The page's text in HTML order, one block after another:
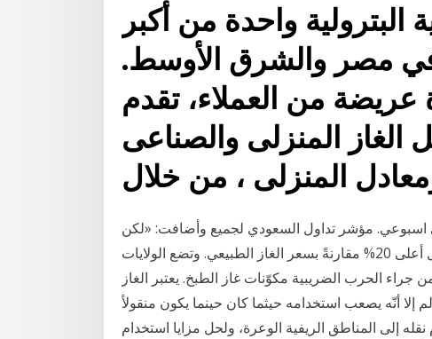
واحدة من أكبر
مصر والشرق الأوسط.
عريضة من العملاء، تقدم
المنزلى والصناعى
المنزلى ، من خلال
اسبوعي. مؤشر تداول السعودي لجميع وأضافت: «لكن
هذه العملية العلاجية تجعل سعر الغاز الطبيعي المُسال أعلى 20% مقارنةً بسعر الغاز الطبيعي. وتضع الولايات
جراء الحرب الضريبية مكوّنات غاز الطبخ. يعتبر الغاز
إلا أنّه يصعب استخدامه حيثما كان حينما يكون منقولاً
إلى المناطق الريفية الوعرة، ولحل مزايا استخدام